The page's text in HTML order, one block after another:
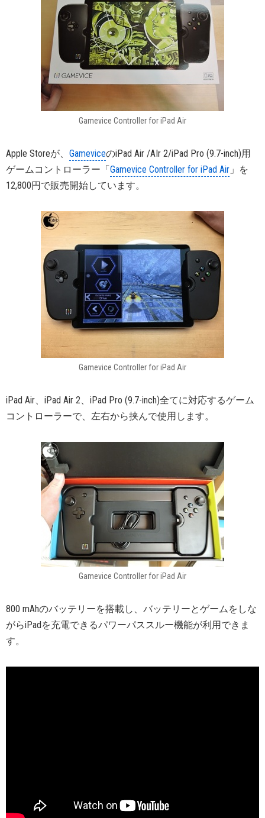
Gamevice Controller for iPad Air
Apple Storeが、 GameviceのiPad Air /AIr 2/iPad Pro (9.7-inch)用
ゲームコントローラー「Gamevice Controller for iPad Air 」を
12,800円で販売開始しています。
Gamevice Controller for iPad Air
iPad Air、iPad Air 2、iPad Pro (9.7-inch)全てに対応するゲーム
コントローラーで、左右から挟んで使用します。
Gamevice Controller for iPad Air
800 mAhのバッテリーを搭載し、バッテリーとゲームをしな
がらiPadを充電できるパワーパススルー機能が利用できま
す。